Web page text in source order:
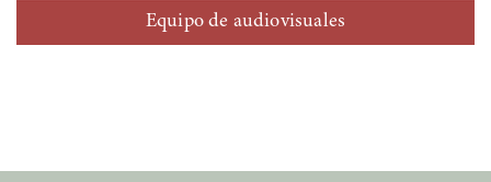
Equipo de audiovisuales